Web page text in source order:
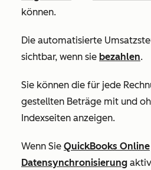
können.
Die automatisierte
sichtbar, wenn sie bezahlen.
Sie können die für jede
gestellten Beträge mit und
Indexseiten anzeigen.
Wenn Sie QuickBooks Online
Datensynchronisierung